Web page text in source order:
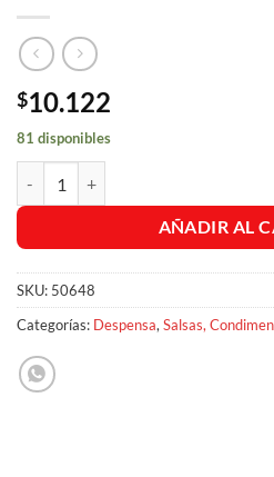
$10.122
81 disponibles
AÑADIR AL
SKU: 50648
Categorías: Despensa, Salsas,